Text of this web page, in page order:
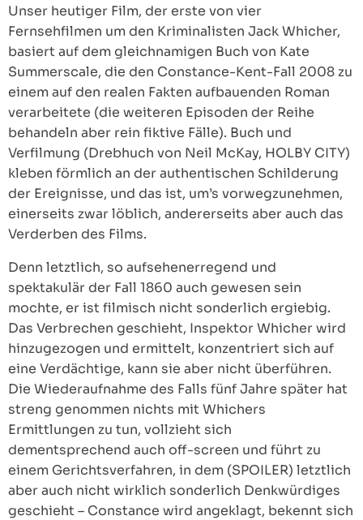
Unser heutiger Film, der erste von vier
Fernsehfilmen um den Kriminalisten Jack Whicher,
basiert auf dem gleichnamigen Buch von Kate
Summerscale, die den Constance-Kent-Fall 2008 zu
einem auf den realen Fakten aufbauenden Roman
verarbeitete (die weiteren Episoden der Reihe
behandeln aber rein fiktive Fälle). Buch und
Verfilmung (Drebhuch von Neil McKay, HOLBY CITY)
kleben förmlich an der authentischen Schilderung
der Ereignisse, und das ist, um’s vorwegzunehmen,
einerseits zwar löblich, andererseits aber auch das
Verderben des Films.
Denn letztlich, so aufsehenerregend und
spektakulär der Fall 1860 auch gewesen sein
mochte, er ist filmisch nicht sonderlich ergiebig.
Das Verbrechen geschieht, Inspektor Whicher wird
hinzugezogen und ermittelt, konzentriert sich auf
eine Verdächtige, kann sie aber nicht überführen.
Die Wiederaufnahme des Falls fünf Jahre später hat
streng genommen nichts mit Whichers
Ermittlungen zu tun, vollzieht sich
dementsprechend auch off-screen und führt zu
einem Gerichtsverfahren, in dem (SPOILER) letztlich
aber auch nicht wirklich sonderlich Denkwürdiges
geschieht – Constance wird angeklagt, bekennt sich